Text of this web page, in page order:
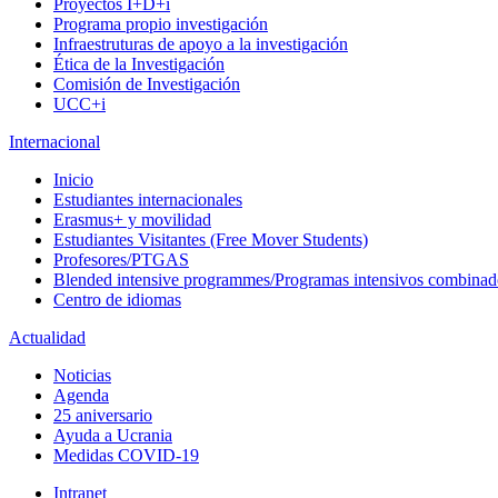
Proyectos I+D+i
Programa propio investigación
Infraestruturas de apoyo a la investigación
Ética de la Investigación
Comisión de Investigación
UCC+i
Internacional
Inicio
Estudiantes internacionales
Erasmus+ y movilidad
Estudiantes Visitantes (Free Mover Students)
Profesores/PTGAS
Blended intensive programmes/Programas intensivos
Centro de idiomas
Actualidad
Noticias
Agenda
25 aniversario
Ayuda a Ucrania
Medidas COVID-19
Intranet